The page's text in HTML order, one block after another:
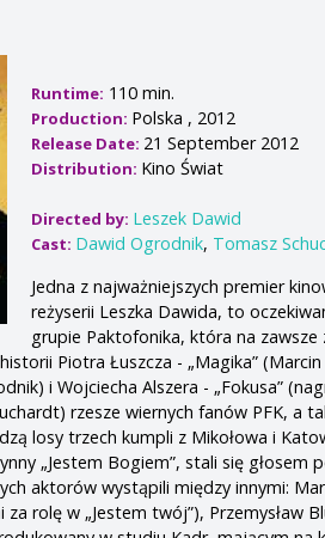
Runtime: 110 min.
Production: Polska , 2012
Release Date: 21 September 2012
Distribution: Kino Świat
Directed by: Leszek Dawid
Cast: Dawid Ogrodnik, Tomasz
Jedna z najważniejszych premier
reżyserii Leszka Dawida, to
grupie Paktofonika, która na zawsze
Piotra Łuszcza - „Magika”
i Wojciecha Alszera - „Fokusa”
rzesze wiernych fanów PFK, a
losy trzech kumpli z Mikołowa i
„Jestem Bogiem”, stali się głosem
aktorów wystąpili między innymi:
rolę w „Jestem twój”), Przemysław